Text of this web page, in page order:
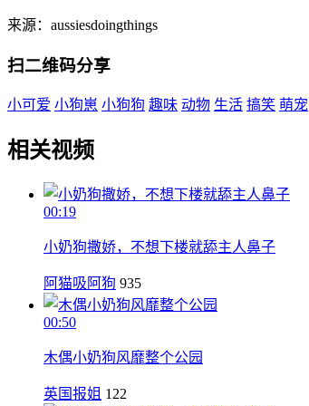
来源：aussiesdoingthings
扫二维码分享
小可爱 小狗崽 小狗狗 趣味 动物 生活 搞笑 萌宠
相关视频
00:19
小奶狗撒娇，不想下楼就舔主人鼻子
阿猫吸阿狗 935
00:50
木偶小奶狗风靡整个公园
英国报姐 122